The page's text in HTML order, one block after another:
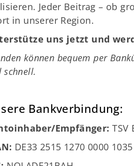
Jeder Beitrag – ob
in unserer Region.
uns jetzt und
können bequem per
schnell.
Bankverbindung:
Empfänger: TSV
DE33 2515 1270 0000
Alles zur
Termine
Fragen & Antworten